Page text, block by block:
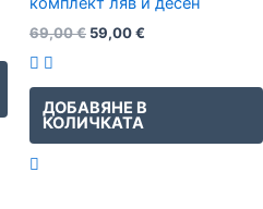
69,00€ 59,00€
ДОБАВЯНЕ В
КОЛИЧКАТА